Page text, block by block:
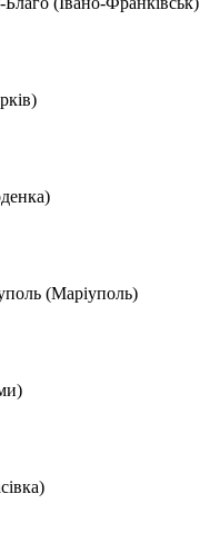
(Маріуполь)